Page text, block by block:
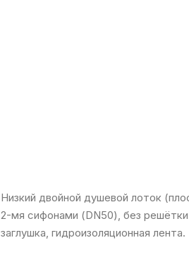
Низкий двойной душевой лоток
2-мя сифонами (DN50), без
заглушка, гидроизоляционная